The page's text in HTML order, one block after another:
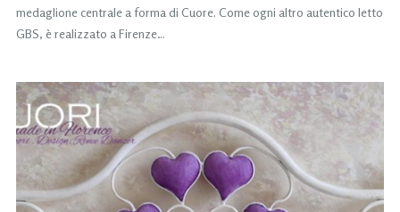
medaglione centrale a forma di Cuore. Come ogni altro autentico letto
GBS, è realizzato a Firenze…